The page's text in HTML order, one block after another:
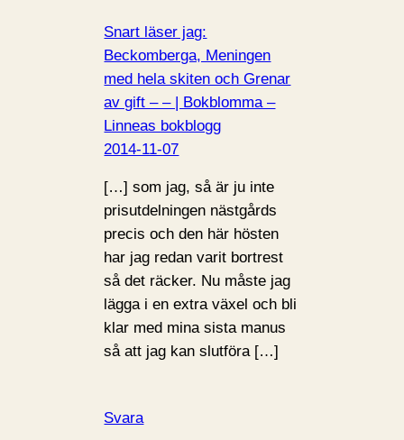
Snart läser jag:
Beckomberga, Meningen
med hela skiten och Grenar
av gift – – | Bokblomma –
Linneas bokblogg
2014-11-07
[…] som jag, så är ju inte
prisutdelningen nästgårds
precis och den här hösten
har jag redan varit bortrest
så det räcker. Nu måste jag
lägga i en extra växel och bli
klar med mina sista manus
så att jag kan slutföra […]
Svara